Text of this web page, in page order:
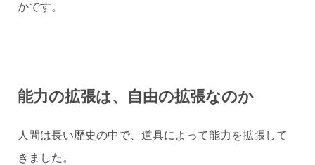
かです。
能力の拡張は、自由の拡張なのか
人間は長い歴史の中で、道具によって能力を拡張して
きました。